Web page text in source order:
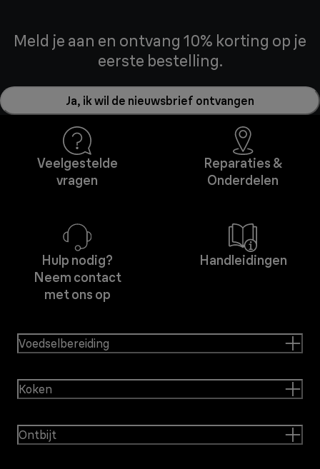
Meld je aan en ontvang 10% korting op je
eerste bestelling.
Ja, ik wil de nieuwsbrief ontvangen
Veelgestelde
vragen
Reparaties &
Onderdelen
Hulp nodig?
Neem contact
met ons op
Handleidingen
Voedselbereiding
Koken
Ontbijt